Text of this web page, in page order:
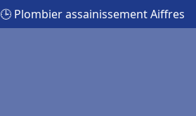
🕒 Plombier assainissement Aiffres